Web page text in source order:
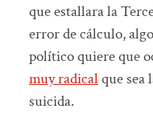
que estallara la
error de cálculo,
político quiere que
muy radicalque sea
suicida.